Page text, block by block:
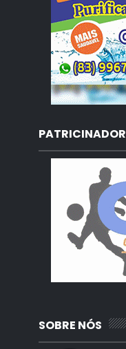
PATRICINADOR
SOBRE NÓS